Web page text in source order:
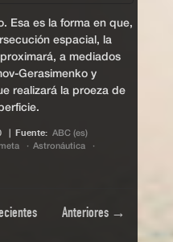
Esa es la forma en que,
espacial, la
a mediados
Gerasimenko y
realizará la proeza de
Fuente: ABC (es)
Astronáutica
Anteriores →